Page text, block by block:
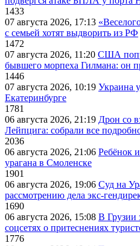
1433
07 августа 2026, 17:13
с семьей хотят выдворить из РФ
1472
07 августа 2026, 11:20 США
бывшего морпеха Гилмана: он
1446
07 августа 2026, 10:19 Украина
Екатеринбурге
1781
06 августа 2026, 21:19 Дрон со
Лейпцига: собрали все
2036
06 августа 2026, 21:06 Ребёнок
урагана в Смоленске
1901
06 августа 2026, 19:06 Суд на
рассмотрению дела экс-
1690
06 августа 2026, 15:08 В Грузии
соцсетях о притеснениях
1776